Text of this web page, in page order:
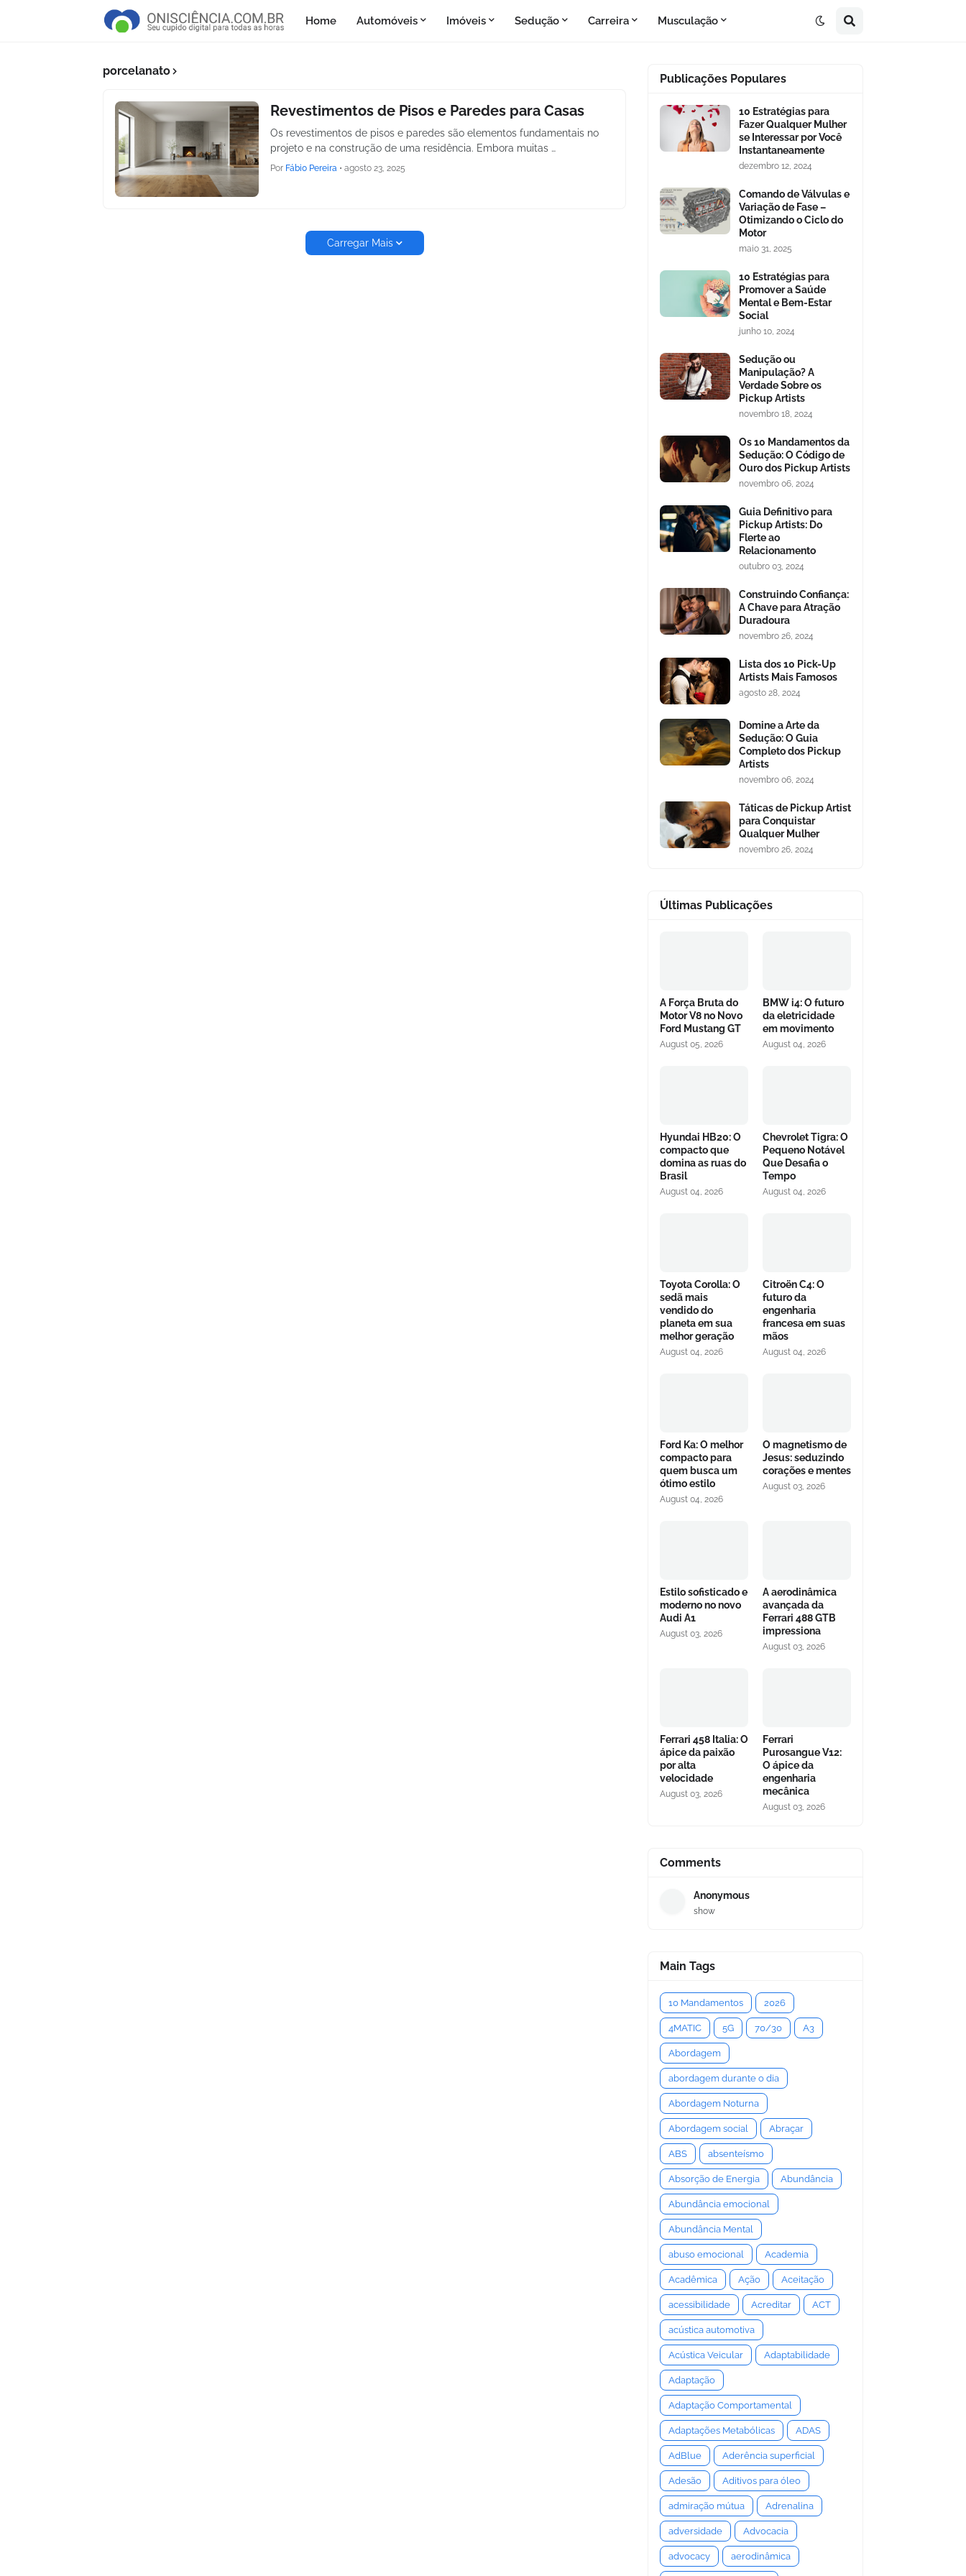
Home Automóveis Imóveis Sedução Carreira Musculação
porcelanato
Revestimentos de Pisos e Paredes para Casas
Os revestimentos de pisos e paredes são elementos fundamentais no
projeto e na construção de uma residência. Embora muitas …
Por Fábio Pereira • agosto 23, 2025
Carregar Mais
Publicações Populares
10 Estratégias para
Fazer Qualquer Mulher
se Interessar por Você
Instantaneamente
dezembro 12, 2024
Comando de Válvulas e
Variação de Fase –
Otimizando o Ciclo do
Motor
maio 31, 2025
10 Estratégias para
Promover a Saúde
Mental e Bem-Estar
Social
junho 10, 2024
Sedução ou
Manipulação? A
Verdade Sobre os
Pickup Artists
novembro 18, 2024
Os 10 Mandamentos da
Sedução: O Código de
Ouro dos Pickup Artists
novembro 06, 2024
Guia Definitivo para
Pickup Artists: Do
Flerte ao
Relacionamento
outubro 03, 2024
Construindo Confiança:
A Chave para Atração
Duradoura
novembro 26, 2024
Lista dos 10 Pick-Up
Artists Mais Famosos
agosto 28, 2024
Domine a Arte da
Sedução: O Guia
Completo dos Pickup
Artists
novembro 06, 2024
Táticas de Pickup Artist
para Conquistar
Qualquer Mulher
novembro 26, 2024
Últimas Publicações
A Força Bruta do
Motor V8 no Novo
Ford Mustang GT
August 05, 2026
BMW i4: O futuro
da eletricidade
em movimento
August 04, 2026
Hyundai HB20: O
compacto que
domina as ruas do
Brasil
August 04, 2026
Chevrolet Tigra: O
Pequeno Notável
Que Desafia o
Tempo
August 04, 2026
Toyota Corolla: O
sedã mais
vendido do
planeta em sua
melhor geração
August 04, 2026
Citroën C4: O
futuro da
engenharia
francesa em suas
mãos
August 04, 2026
Ford Ka: O melhor
compacto para
quem busca um
ótimo estilo
August 04, 2026
O magnetismo de
Jesus: seduzindo
corações e mentes
August 03, 2026
Estilo sofisticado e
moderno no novo
Audi A1
August 03, 2026
A aerodinâmica
avançada da
Ferrari 488 GTB
impressiona
August 03, 2026
Ferrari 458 Italia: O
ápice da paixão
por alta
velocidade
August 03, 2026
Ferrari
Purosangue V12:
O ápice da
engenharia
mecânica
August 03, 2026
Comments
Anonymous
show
Main Tags
10 Mandamentos 2026
4MATIC 5G 70/30 A3
Abordagem
abordagem durante o dia
Abordagem Noturna
Abordagem social Abraçar
ABS absenteísmo
Absorção de Energia Abundância
Abundância emocional
Abundância Mental
abuso emocional Academia
Acadêmica Ação Aceitação
acessibilidade Acreditar ACT
acústica automotiva
Acústica Veicular Adaptabilidade
Adaptação
Adaptação Comportamental
Adaptações Metabólicas ADAS
AdBlue Aderência superficial
Adesão Aditivos para óleo
admiração mútua Adrenalina
adversidade Advocacia
advocacy aerodinâmica